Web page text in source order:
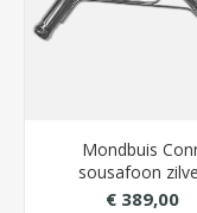
Mondbuis
sousafoon
€ 389,00